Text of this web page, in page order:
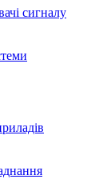
сигналу